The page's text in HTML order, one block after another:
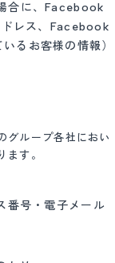
合に、Facebook
ドレス、Facebook
るお客様の情報）
グループ各社におい
ます。
番号・電子メール